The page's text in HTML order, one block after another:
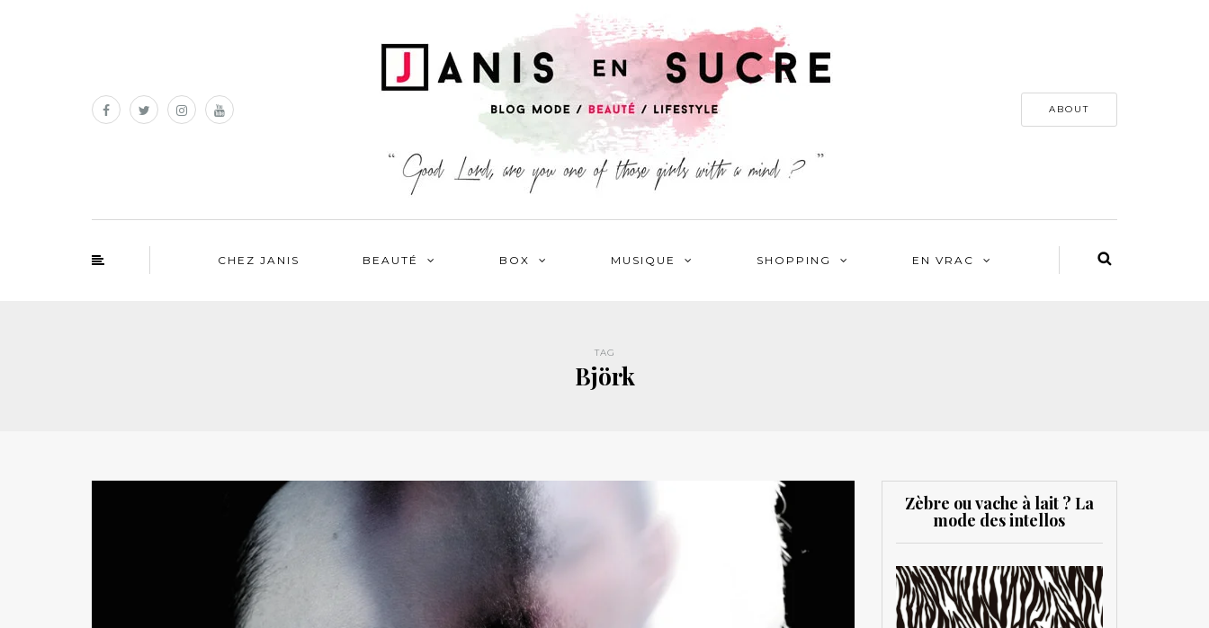
ABOUT
CHEZ JANIS BEAUTÉ BOX MUSIQUE SHOPPING EN VRAC
TAG
Björk
Zèbre ou vache à lait ? La
mode des intellos